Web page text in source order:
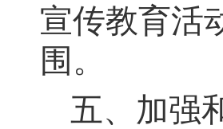
宣传教育活
围。
五、加强